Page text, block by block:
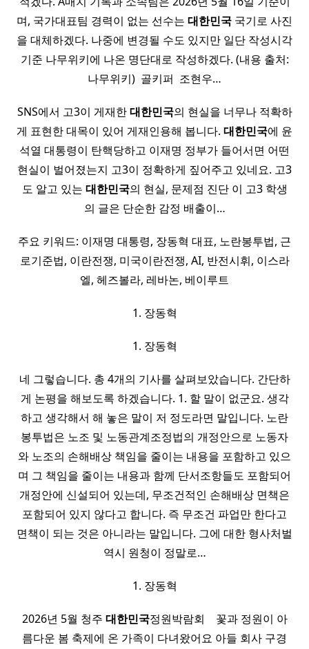
며, 국가대표팀 경력이 없는 선수는 대한민국 국기로 사진
을 대체하겠다. 나중에 변경될 수도 있지만 일단 작성시각
기준 나무위키에 나온 명단대로 작성하겠다. (내용 출처:
나무위키) ​ 골키퍼 ​ 조현우…
SNS에서 고3이 게재한대한민국의 현실을 너무나 적확하
게 표현한 대목이 있어 게재인용해 봅니다. 대한민국에 윤
석열 대통령이 탄핵당하고 이재명 정부가 들어서면 어떤
현실이 벌어졌는지 고3이 정확하게 짚어주고 있네요. 고3
도 알고 있는 대한민국의 현실, 문제점 진단 이 고3 학생
의 글은 단순한 감정 배출이…
주요 키워드: 이재명 대통령, 장동혁 대표, 노란봉투법, 근
로기준법, 이란전쟁, 미국이란전쟁, AI, 반전시휘, 이스라
엘, 헤즈볼라, 레바논, 베이루트
1. 장동혁
1. 장동혁
네 그렇습니다. 총 4개의 기사를 살펴보았습니다. 간단하
게 논평을 해보도록 하겠습니다. 1. 할 말이 없군요. 생각
하고 생각해서 해 놓은 말이 저 정도라면 말입니다. 노란
봉투법은 노조 및 노동관계조정법의 개정안으로 노동자
와 노조의 손해배상 책임을 줄이는 내용을 포함하고 있으
며 그 책임을 줄이는 내용과 함께 단서조항들도 포함되어
개정안에 신설되어 있는데, 무조건적인 손해배상 면책은
포함되어 있지 않다고 합니다. 즉 무조건 파업만 한다고
면책이 되는 것은 아니라는 말입니다. 그에 대한 형사처벌
역시 원청이 정말로…
1. 장동혁
2026년 5월 청주 대한민국정원박람회 ​ ​ ​ 꽃과 정원이 아
름다운 봄 축제에 온 가족이 다녀왔어요 아들 회사 구경